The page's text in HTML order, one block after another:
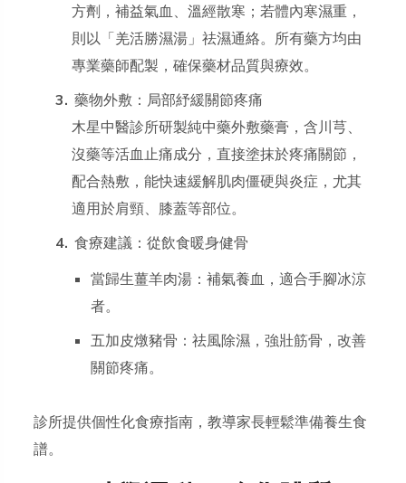
方劑，補益氣血、溫經散寒；若體內寒濕重，
則以「羌活勝濕湯」祛濕通絡。所有藥方均由
專業藥師配製，確保藥材品質與療效。
藥物外敷：局部紓緩關節疼痛
木星中醫診所研製純中藥外敷藥膏，含川芎、
沒藥等活血止痛成分，直接塗抹於疼痛關節，
配合熱敷，能快速緩解肌肉僵硬與炎症，尤其
適用於肩頸、膝蓋等部位。
食療建議：從飲食暖身健骨
當歸生薑羊肉湯：補氣養血，適合手腳冰涼
者。
五加皮燉豬骨：祛風除濕，強壯筋骨，改善
關節疼痛。
診所提供個性化食療指南，教導家長輕鬆準備養生食
譜。